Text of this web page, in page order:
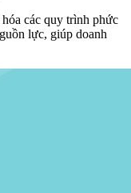
các quy trình phức
lực, giúp doanh